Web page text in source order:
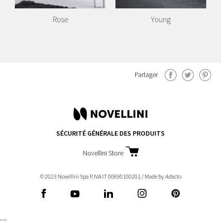
Rose Young
Partager
SÉCURITÉ GÉNÉRALE DES PRODUITS
Novellini Store
© 2023 Novellini Spa P.IVA IT 00690100201 / Made byAdacto